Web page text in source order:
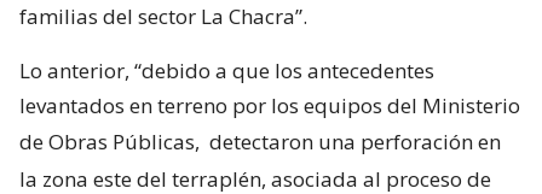
familias del sector La Chacra”.
Lo anterior, “debido a que los antecedentes
levantados en terreno por los equipos del Ministerio
de Obras Públicas, detectaron una perforación en
la zona este del terraplén, asociada al proceso de